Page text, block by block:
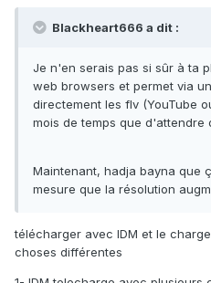
Blackheart666 a dit :
Je n'en serais pas si sûr à ta
web browsers et permet via
directement les flv (YouTube
mois de temps que d'attendre
Maintenant, hadja bayna que
mesure que la résolution
télécharger avec IDM et le
choses différentes